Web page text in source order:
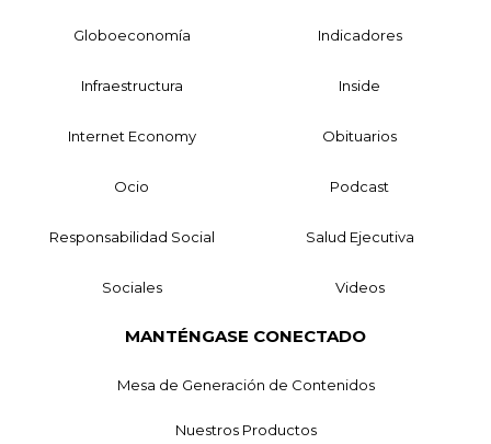
Globoeconomía Indicadores
Infraestructura Inside
Internet Economy Obituarios
Ocio Podcast
Responsabilidad Social Salud Ejecutiva
Sociales Videos
MANTÉNGASE CONECTADO
Mesa de Generación de Contenidos
Nuestros Productos